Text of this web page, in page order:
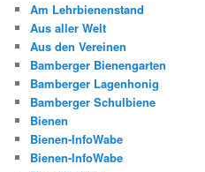
Am Lehrbienenstand
Aus aller Welt
Aus den Vereinen
Bamberger Bienengarten
Bamberger Lagenhonig
Bamberger Schulbiene
Bienen
Bienen-InfoWabe
Bienen-InfoWabe